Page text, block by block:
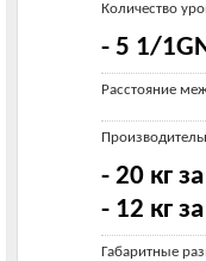
Количество
- 5 1/
Расстояние
- 20 кг
- 12 кг
Габаритные